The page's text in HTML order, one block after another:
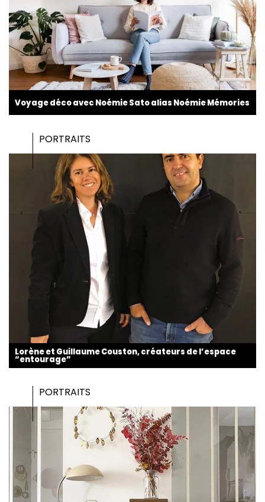
Voyage déco avec Noémie Sato alias Noémie Mémories
PORTRAITS
Lorène et Guillaume Couston, créateurs de l’espace
“entourage”
PORTRAITS